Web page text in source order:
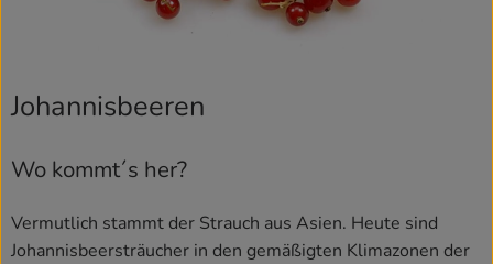
Johannisbeeren
Wo kommt´s her?
Vermutlich stammt der Strauch aus Asien. Heute sind
Johannisbeersträucher in den gemäßigten Klimazonen der